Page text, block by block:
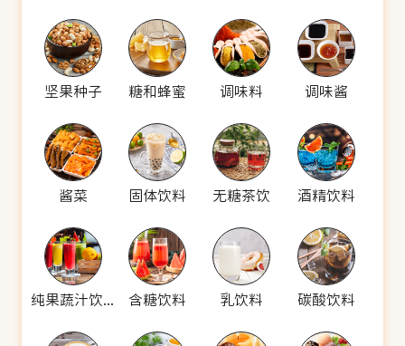
坚果种子 糖和蜂蜜 调味料 调味酱
酱菜 固体饮料 无糖茶饮 酒精饮料
纯果蔬汁饮料 含糖饮料 乳饮料 碳酸饮料